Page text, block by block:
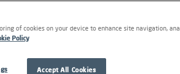
sijaitsevaa Tandläkarhuset
of cookies on your device to enhance site navigation,
Policy
Accept All Cookies